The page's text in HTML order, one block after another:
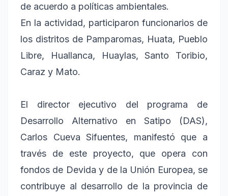
de acuerdo a políticas ambientales.
En la actividad, participaron funcionarios de
los distritos de Pamparomas, Huata, Pueblo
Libre, Huallanca, Huaylas, Santo Toribio,
Caraz y Mato.
El director ejecutivo del programa de
Desarrollo Alternativo en Satipo (DAS),
Carlos Cueva Sifuentes, manifestó que a
través de este proyecto, que opera con
fondos de Devida y de la Unión Europea, se
contribuye al desarrollo de la provincia de